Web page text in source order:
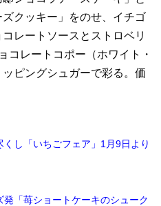
ズクッキー」をのせ、イチゴ
レートソースとストロベリ
コレートコポー（ホワイト・
ピングシュガーで彩る。価
し「いちごフェア」1月9日より
「苺ショートケーキのシューク